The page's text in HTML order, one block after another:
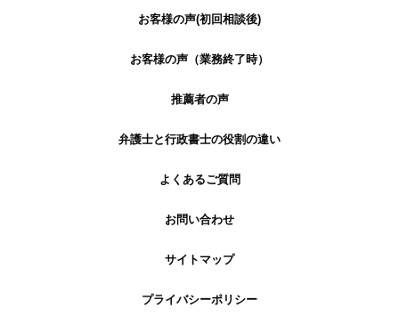
お客様の声(初回相談後)
お客様の声（業務終了時）
推薦者の声
弁護士と行政書士の役割の違い
よくあるご質問
お問い合わせ
サイトマップ
プライバシーポリシー